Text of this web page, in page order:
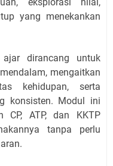
eksplorasi nilai,
yang menekankan
dirancang untuk
mengaitkan
kehidupan, serta
konsisten. Modul ini
CP, ATP, dan KKTP
tanpa perlu